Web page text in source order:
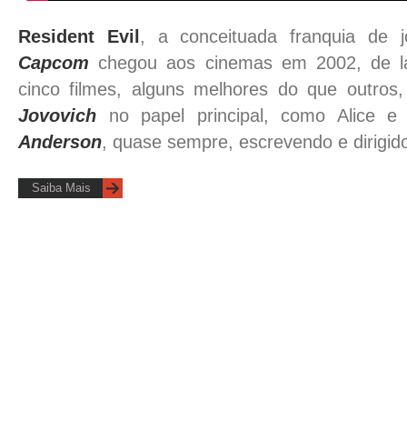
Resident Evil , a conceituada franquia de
Capcom chegou aos cinemas em 2002, de
cinco filmes, alguns melhores do que
Jovovich no papel principal, como Alice
Anderson, quase sempre, escrevendo e
Saiba Mais